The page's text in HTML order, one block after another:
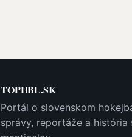
TOPHBL.SK
Portál o slovenskom
správy, reportáže a história